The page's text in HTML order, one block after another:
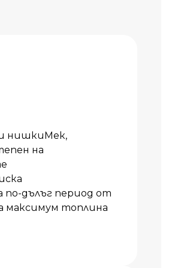
нишкиМек,
на
дълъг период от
максимум топлина